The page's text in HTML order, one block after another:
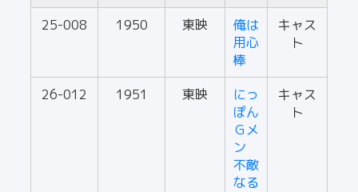
25-008 1950 東映
俺は
用心
棒
キャス
ト
26-012 1951 東映
にっ
ぽん
Ｇメ
ン
不敵
なる
キャス
ト